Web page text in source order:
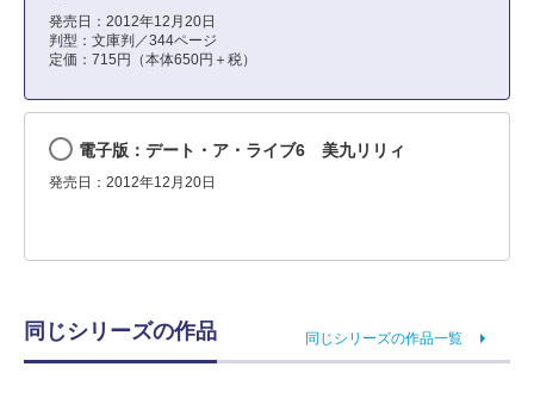
発売日：2012年12月20日
判型：文庫判／344ページ
定価：715円（本体650円＋税）
電子版：デート・ア・ライブ6 美九リリィ
発売日：2012年12月20日
同じシリーズの作品 同じシリーズの作品一覧